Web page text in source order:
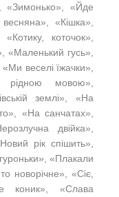
«Зимонько», «Йде
«Кішка»,
коточок»,
«Маленький гусь»,
веселі їжачки»,
мовою»,
землі», «На
«На санчатах»,
двійка»,
рік спішить»,
«Плакали
новорічне», «Сіє,
коник», «Слава